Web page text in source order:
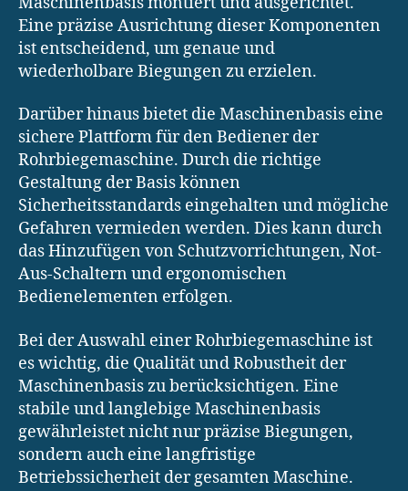
Eine präzise Ausrichtung dieser Komponenten
ist entscheidend, um genaue und
wiederholbare Biegungen zu erzielen.
Darüber hinaus bietet die Maschinenbasis eine
sichere Plattform für den Bediener der
Rohrbiegemaschine. Durch die richtige
Gestaltung der Basis können
Sicherheitsstandards eingehalten und mögliche
Gefahren vermieden werden. Dies kann durch
das Hinzufügen von Schutzvorrichtungen, Not-
Aus-Schaltern und ergonomischen
Bedienelementen erfolgen.
Bei der Auswahl einer Rohrbiegemaschine ist
es wichtig, die Qualität und Robustheit der
Maschinenbasis zu berücksichtigen. Eine
stabile und langlebige Maschinenbasis
gewährleistet nicht nur präzise Biegungen,
sondern auch eine langfristige
Betriebssicherheit der gesamten Maschine.